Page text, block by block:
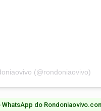
(@rondoniaovivo)
do